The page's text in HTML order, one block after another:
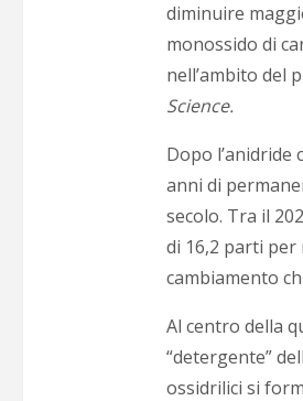
diminuire
monossido di
nell’ambito del
Science.
Dopo
anni di
secolo. Tra il
di 16,2 parti per
cambiamento
Al centro della
“detergente”
ossidrilici si